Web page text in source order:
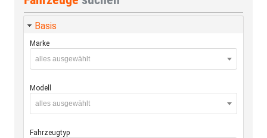
Basis
Marke
alles ausgewählt
Modell
alles ausgewählt
Fahrzeugtyp